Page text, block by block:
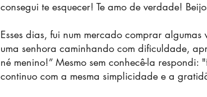
consegui te esquecer! Te amo de verdade!
Esses dias, fui num mercado comprar
uma senhora caminhando com dificuldade,
né menino!” Mesmo sem conhecê-la
continuo com a mesma simplicidade e a